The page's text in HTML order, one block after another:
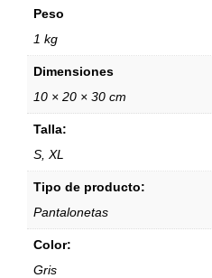
Peso
1 kg
Dimensiones
10 × 20 × 30 cm
Talla:
S, XL
Tipo de producto:
Pantalonetas
Color:
Gris